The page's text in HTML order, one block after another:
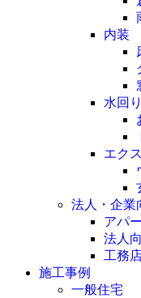
内装
水回り
エク
法人・企業
アパ
法人
工務
施工事例
一般住宅